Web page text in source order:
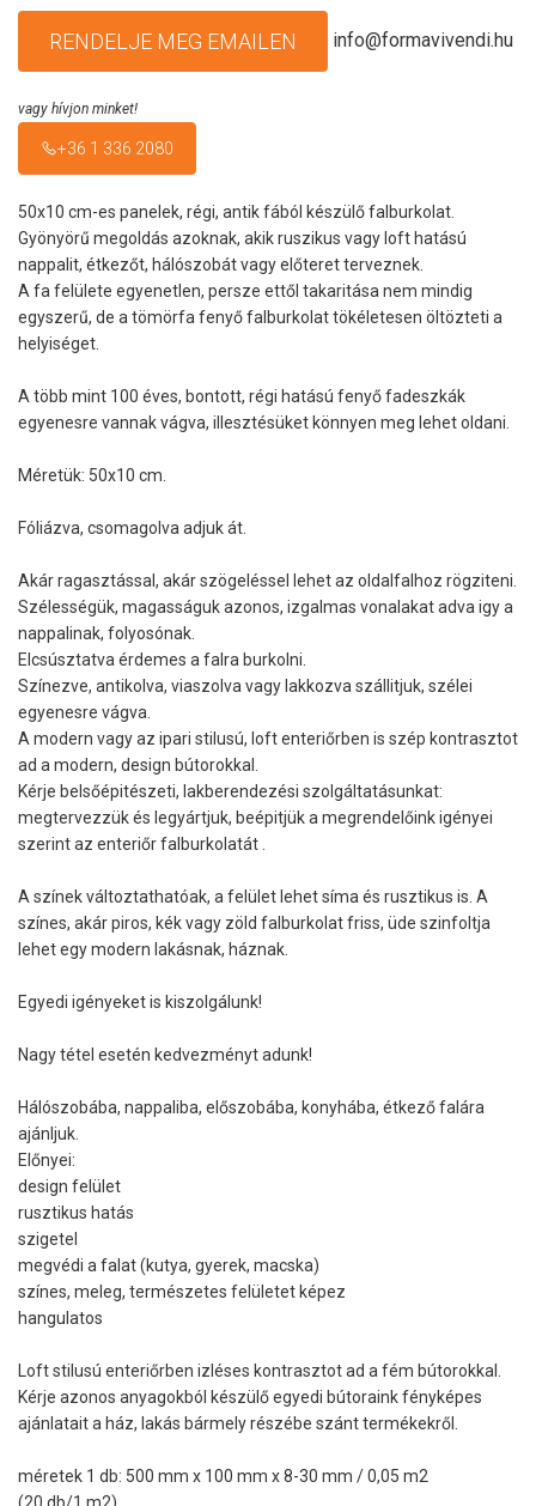
RENDELJE MEG EMAILEN info@formavivendi.hu
vagy hívjon minket!
+36 1 336 2080
50x10 cm-es panelek, régi, antik fából készülő falburkolat.
Gyönyörű megoldás azoknak, akik ruszikus vagy loft hatású
nappalit, étkezőt, hálószobát vagy előteret terveznek.
A fa felülete egyenetlen, persze ettől takaritása nem mindig
egyszerű, de a tömörfa fenyő falburkolat tökéletesen öltözteti a
helyiséget.
A több mint 100 éves, bontott, régi hatású fenyő fadeszkák
egyenesre vannak vágva, illesztésüket könnyen meg lehet oldani.
Méretük: 50x10 cm.
Fóliázva, csomagolva adjuk át.
Akár ragasztással, akár szögeléssel lehet az oldalfalhoz rögziteni.
Szélességük, magasságuk azonos, izgalmas vonalakat adva igy a
nappalinak, folyosónak.
Elcsúsztatva érdemes a falra burkolni.
Színezve, antikolva, viaszolva vagy lakkozva szállitjuk, szélei
egyenesre vágva.
A modern vagy az ipari stilusú, loft enteriőrben is szép kontrasztot
ad a modern, design bútorokkal.
Kérje belsőépitészeti, lakberendezési szolgáltatásunkat:
megtervezzük és legyártjuk, beépitjük a megrendelőink igényei
szerint az enteriőr falburkolatát .
A színek változtathatóak, a felület lehet síma és rusztikus is. A
színes, akár piros, kék vagy zöld falburkolat friss, üde szinfoltja
lehet egy modern lakásnak, háznak.
Egyedi igényeket is kiszolgálunk!
Nagy tétel esetén kedvezményt adunk!
Hálószobába, nappaliba, előszobába, konyhába, étkező falára
ajánljuk.
Előnyei:
design felület
rusztikus hatás
szigetel
megvédi a falat (kutya, gyerek, macska)
színes, meleg, természetes felületet képez
hangulatos
Loft stilusú enteriőrben izléses kontrasztot ad a fém bútorokkal.
Kérje azonos anyagokból készülő egyedi bútoraink fényképes
ajánlatait a ház, lakás bármely részébe szánt termékekről.
méretek 1 db: 500 mm x 100 mm x 8-30 mm / 0,05 m2